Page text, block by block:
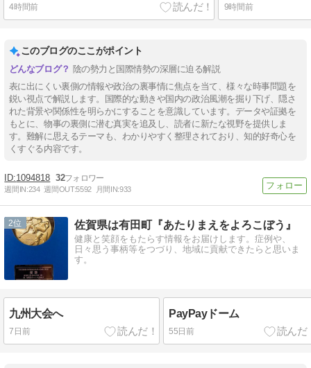
4時間前 9時間前
このブログのここがポイント
陰の勢力と国際情勢の深層に迫る解説
表に出にくい裏側の情報や政治の裏事情に焦点を当て、様々な時事問題を
鋭い視点で解説します。国際的な動きや国内の政治風潮を掘り下げ、隠さ
れた背景や関係性を明らかにすることを意識しています。データや証拠を
もとに、物事の裏側に潜む真実を追及し、読者に新たな視野を提供しま
す。難解に思えるテーマも、わかりやすく整理されており、知的好奇心を
くすぐる内容です。
1094818 32
週間IN:234 週間OUT:5592 月間IN:933
2 佐賀県は有田町『あたりまえをよろこぼう』
健康と笑顔をもたらす情報をお届けします。症例や、
日々思う事柄等をつづり、地域に貢献できたらと思いま
す。
九州大会へ
7日前
PayPayドーム
55日前